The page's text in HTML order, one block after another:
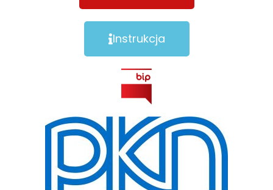
Instrukcja